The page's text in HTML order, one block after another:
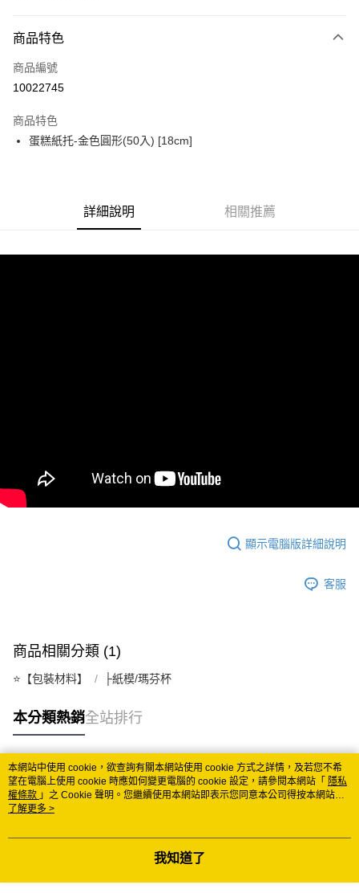
信用卡一次付款
超商取貨付款
Apple Pay
ATM付款
付款後7-11取貨
每筆NT$60
免運費
商品特色
商品編號
10022745
商品特色
蛋糕紙托-金色圓形(50入) [18cm]
詳細說明 相關推薦
顯示電腦版詳細說明
客服
商品相關分類 (1)
⭐️【包裝材料】 ├紙模/瑪芬杯
本分類熱銷全站排行
熱門標籤
本網站中使用 cookie，欲查詢有關本網站使用 cookie 方式之詳情，及若您不希
望在電腦上使用 cookie 時應如何變更電腦的 cookie 設定，請參閱本網站「 隱私
權條款 」之 Cookie 聲明。您繼續使用本網站即表示您同意本公司得按本網站使
用條款之 Cookie 聲明使用 cookie。
了解更多 >
我知道了